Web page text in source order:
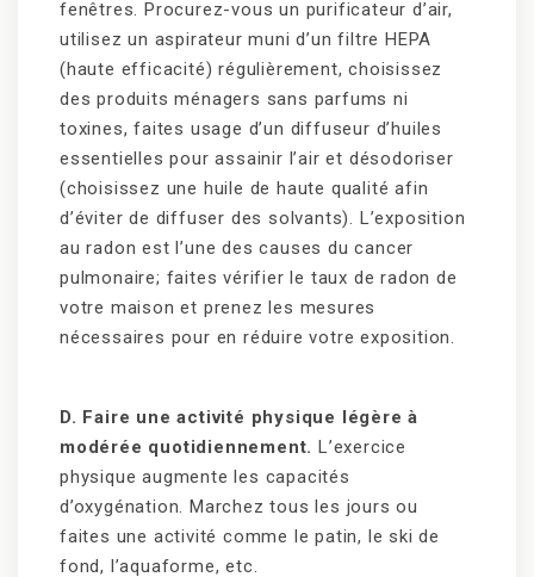
fenêtres. Procurez-vous un purificateur d’air,
utilisez un aspirateur muni d’un filtre HEPA
(haute efficacité) régulièrement, choisissez
des produits ménagers sans parfums ni
toxines, faites usage d’un diffuseur d’huiles
essentielles pour assainir l’air et désodoriser
(choisissez une huile de haute qualité afin
d’éviter de diffuser des solvants). L’exposition
au radon est l’une des causes du cancer
pulmonaire; faites vérifier le taux de radon de
votre maison et prenez les mesures
nécessaires pour en réduire votre exposition.
D. Faire une activité physique légère à
modérée quotidiennement. L’exercice
physique augmente les capacités
d’oxygénation. Marchez tous les jours ou
faites une activité comme le patin, le ski de
fond, l’aquaforme, etc.